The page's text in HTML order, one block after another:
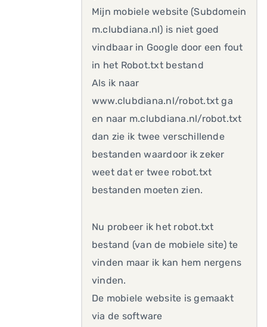
Mijn mobiele website (Subdomein
m.clubdiana.nl) is niet goed
vindbaar in Google door een fout
in het Robot.txt bestand
Als ik naar
www.clubdiana.nl/robot.txt ga
en naar m.clubdiana.nl/robot.txt
dan zie ik twee verschillende
bestanden waardoor ik zeker
weet dat er twee robot.txt
bestanden moeten zien.
Nu probeer ik het robot.txt
bestand (van de mobiele site) te
vinden maar ik kan hem nergens
vinden.
De mobiele website is gemaakt
via de software